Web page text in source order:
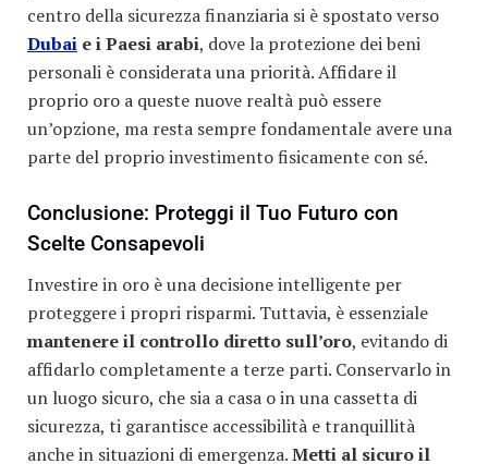
centro della sicurezza finanziaria si è spostato verso
Dubai e i Paesi arabi, dove la protezione dei beni
personali è considerata una priorità. Affidare il
proprio oro a queste nuove realtà può essere
un’opzione, ma resta sempre fondamentale avere una
parte del proprio investimento fisicamente con sé.
Conclusione: Proteggi il Tuo Futuro con
Scelte Consapevoli
Investire in oro è una decisione intelligente per
proteggere i propri risparmi. Tuttavia, è essenziale
mantenere il controllo diretto sull’oro, evitando di
affidarlo completamente a terze parti. Conservarlo in
un luogo sicuro, che sia a casa o in una cassetta di
sicurezza, ti garantisce accessibilità e tranquillità
anche in situazioni di emergenza.Metti al sicuro il